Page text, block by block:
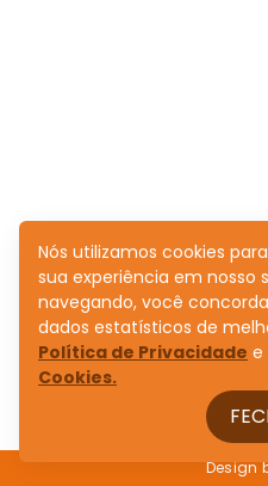
Design
Nós utilizamos cookies
sua experiência em nosso
navegando, você
dados estatísticos de
Política de Privacidade e
Cookies.